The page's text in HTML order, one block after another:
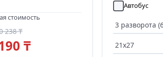
стоимость
238 ₸
₸
Автобус